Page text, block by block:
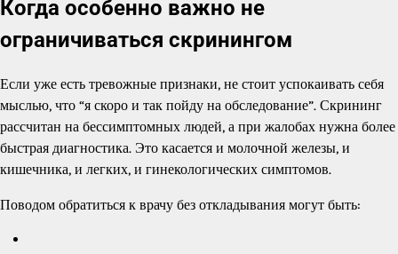
Когда особенно важно не
ограничиваться скринингом
Если уже есть тревожные признаки, не стоит успокаивать себя
мыслью, что “я скоро и так пойду на обследование”. Скрининг
рассчитан на бессимптомных людей, а при жалобах нужна более
быстрая диагностика. Это касается и молочной железы, и
кишечника, и легких, и гинекологических симптомов.
Поводом обратиться к врачу без откладывания могут быть: